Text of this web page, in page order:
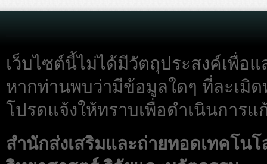
เว็บไซต์นี้ไม่ได้มีวัตถุประสงค์เพื่อแ
หากท่านพบว่ามีข้อมูลใดๆ ที่ละเมิ
โปรดแจ้งให้ทราบเพื่อดำเนินการ
สำนักส่งเสริมและถ่ายทอดเทคโน